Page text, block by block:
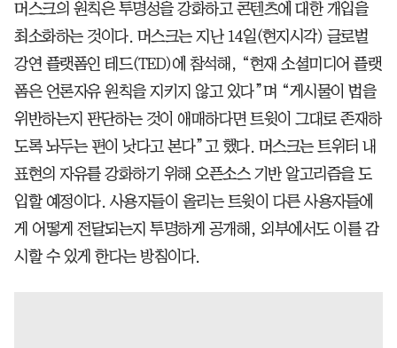
머스크의 원칙은 투명성을 강화하고 콘텐츠에 대한 개입을
최소화하는 것이다. 머스크는 지난 14일(현지시각) 글로벌
강연 플랫폼인 테드(TED)에 참석해, “현재 소셜미디어 플랫
폼은 언론자유 원칙을 지키지 않고 있다”며 “게시물이 법을
위반하는지 판단하는 것이 애매하다면 트윗이 그대로 존재하
도록 놔두는 편이 낫다고 본다”고 했다. 머스크는 트위터 내
표현의 자유를 강화하기 위해 오픈소스 기반 알고리즘을 도
입할 예정이다. 사용자들이 올리는 트윗이 다른 사용자들에
게 어떻게 전달되는지 투명하게 공개해, 외부에서도 이를 감
시할 수 있게 한다는 방침이다.